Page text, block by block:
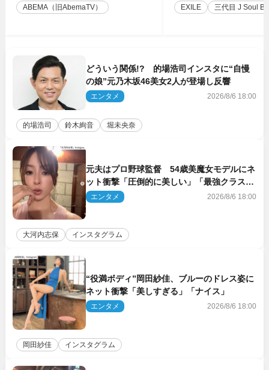
ABEMA（旧AbemaTV） EXILE 三代目 J Soul
どういう関係!? 的場浩司インスタに“自慢
の娘”元乃木坂46美女2人が登場し反響
エンタメ 2026/8/6 18:00
的場浩司 鈴木絢音 堀未央奈
元夫はプロ野球監督 54歳美魔女モデルにネ
ット衝撃「圧倒的に美しい」「最強クラス」
「うっとり」
エンタメ 2026/8/6 18:00
大河内志保 インスタグラム
“役満ボディ”岡田紗佳、ブルーのドレス姿に
ネット衝撃「美しすぎる」「ナイス」
エンタメ 2026/8/6 18:00
岡田紗佳 インスタグラム